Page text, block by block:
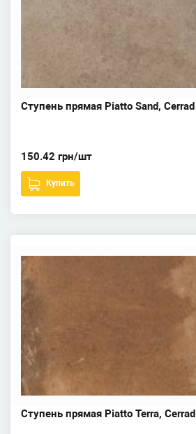
Ступень прямая Piatto Sand, Cerrad
150.42 грн/шт
Купить
Ступень прямая Piatto Terra, Cerrad